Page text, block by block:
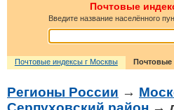
Почтовые
Введите название населённого
Почтовые индексы г Москвы Почтовые
Регионы России →